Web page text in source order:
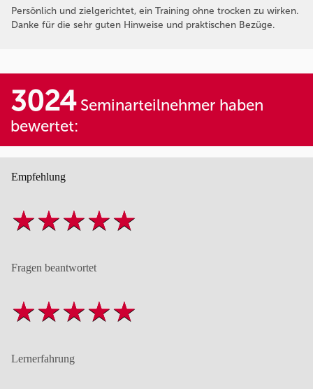
Persönlich und zielgerichtet, ein Training ohne trocken zu wirken.
Danke für die sehr guten Hinweise und praktischen Bezüge.
3024Seminarteilnehmer haben
bewertet:
Empfehlung
Fragen beantwortet
Lernerfahrung